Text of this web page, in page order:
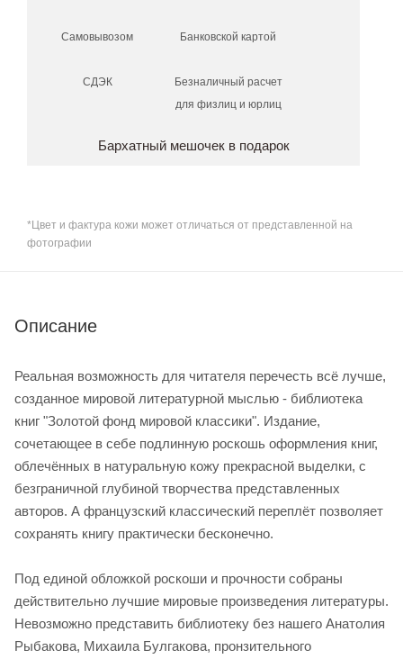
Самовывозом
СДЭК
Банковской картой
Безналичный расчет
для физлиц и юрлиц
Бархатный мешочек в подарок
*Цвет и фактура кожи может отличаться от представленной на
фотографии
Описание
Реальная возможность для читателя перечесть всё лучше,
созданное мировой литературной мыслью - библиотека
книг "Золотой фонд мировой классики". Издание,
сочетающее в себе подлинную роскошь оформления книг,
облечённых в натуральную кожу прекрасной выделки, с
безграничной глубиной творчества представленных
авторов. А французский классический переплёт позволяет
сохранять книгу практически бесконечно.
Под единой обложкой роскоши и прочности собраны
действительно лучшие мировые произведения литературы.
Невозможно представить библиотеку без нашего Анатолия
Рыбакова, Михаила Булгакова, пронзительного